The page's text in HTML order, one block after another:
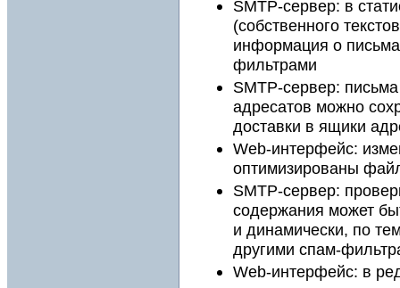
SMTP-сервер: в
(собственного
информация о
фильтрами
SMTP-сервер:
адресатов можно
доставки в ящики
Web-интерфейс:
оптимизированы
SMTP-сервер:
содержания может
и динамически, по
другими спам-
Web-интерфейс: в